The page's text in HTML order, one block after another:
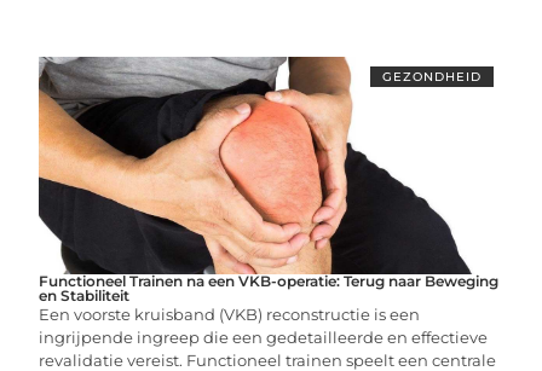
GEZONDHEID
Functioneel Trainen na een VKB-operatie: Terug naar Beweging
en Stabiliteit
Een voorste kruisband (VKB) reconstructie is een
ingrijpende ingreep die een gedetailleerde en effectieve
revalidatie vereist. Functioneel trainen speelt een centrale